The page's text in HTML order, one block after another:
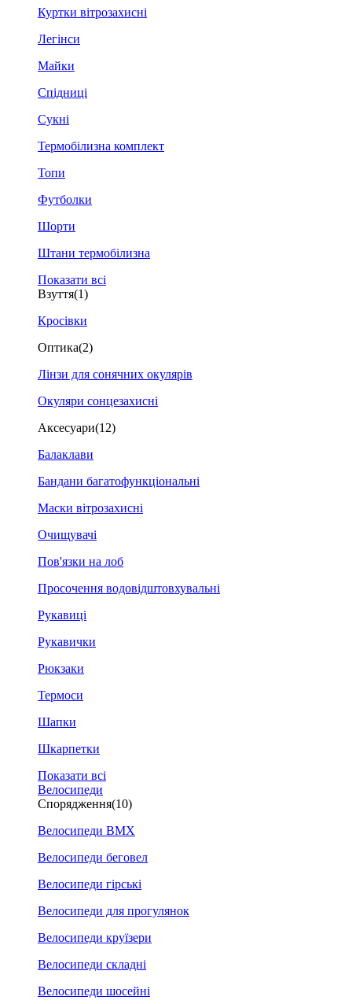
Куртки вітрозахисні
Легінси
Майки
Спідниці
Сукні
Термобілизна комплект
Топи
Футболки
Шорти
Штани термобілизна
Показати всі
Взуття(1)
Кросівки
Оптика(2)
Лінзи для сонячних окулярів
Окуляри сонцезахисні
Аксесуари(12)
Балаклави
Бандани багатофункціональні
Маски вітрозахисні
Очищувачі
Пов'язки на лоб
Просочення водовідштовхувальні
Рукавиці
Рукавички
Рюкзаки
Термоси
Шапки
Шкарпетки
Показати всі
Велосипеди
Спорядження(10)
Велосипеди BMX
Велосипеди беговел
Велосипеди гірські
Велосипеди для прогулянок
Велосипеди круїзери
Велосипеди складні
Велосипеди шосейні